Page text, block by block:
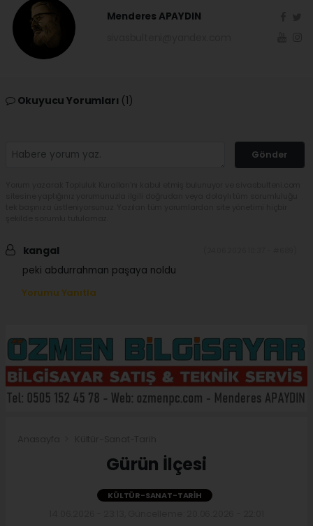
Menderes APAYDIN
Okuyucu Yorumları (1)
Gönder
kangal
peki abdurrahman paşaya noldu
Yorumu Yanıtla
Gürün İlçesi
KÜLTÜR-SANAT-TARIH